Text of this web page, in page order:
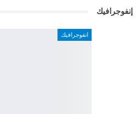
إنفوجرافيك